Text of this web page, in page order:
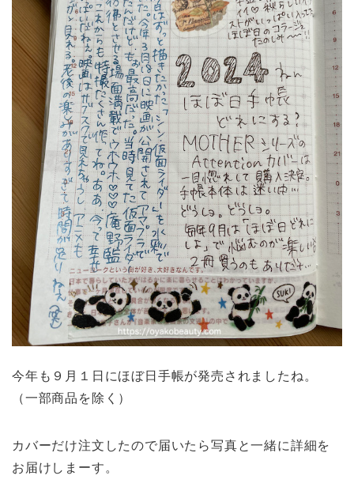
今年も９月１日にほぼ日手帳が発売されましたね。
（一部商品を除く）
カバーだけ注文したので届いたら写真と一緒に詳細を
お届けしまーす。